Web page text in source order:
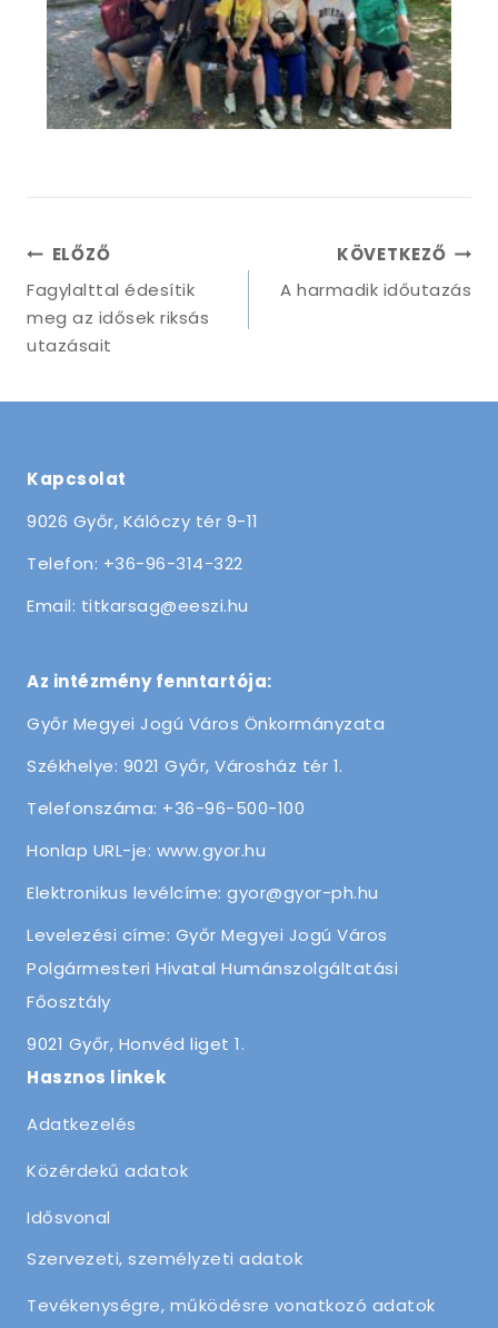
ELŐZŐ
Fagylalttal édesítik
meg az idősek riksás
utazásait
KÖVETKEZŐ
A harmadik időutazás
Kapcsolat
9026 Győr, Kálóczy tér 9-11
Telefon: +36-96-314-322
Email: titkarsag@eeszi.hu
Az intézmény fenntartója:
Győr Megyei Jogú Város Önkormányzata
Székhelye: 9021 Győr, Városház tér 1.
Telefonszáma: +36-96-500-100
Honlap URL-je: www.gyor.hu
Elektronikus levélcíme: gyor@gyor-ph.hu
Levelezési címe: Győr Megyei Jogú Város
Polgármesteri Hivatal Humánszolgáltatási
Főosztály
9021 Győr, Honvéd liget 1.
Hasznos linkek
Adatkezelés
Közérdekű adatok
Idősvonal
Szervezeti, személyzeti adatok
Tevékenységre, működésre vonatkozó adatok